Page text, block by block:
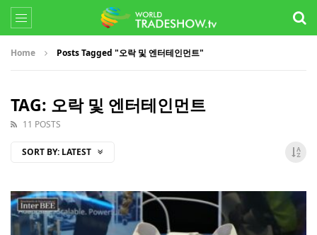
Home Posts Tagged "오락 및 엔터테인먼트"
TAG: 오락 및 엔터테인먼트
11 POSTS
SORT BY: LATEST